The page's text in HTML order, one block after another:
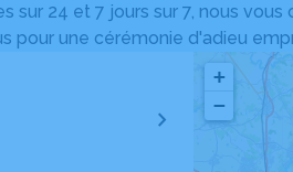
24 et 7 jours sur 7, nous
pour une cérémonie d'adieu
+
−